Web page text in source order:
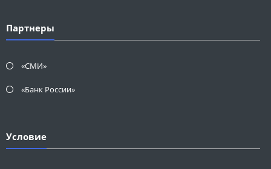
Партнеры
«СМИ»
«Банк России»
Условие